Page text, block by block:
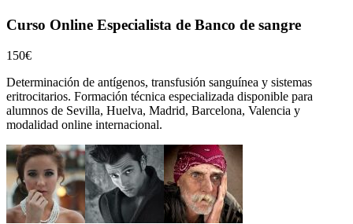
Curso Online Especialista de Banco de sangre
150€
Determinación de antígenos, transfusión sanguínea y sistemas
eritrocitarios. Formación técnica especializada disponible para
alumnos de Sevilla, Huelva, Madrid, Barcelona, Valencia y
modalidad online internacional.